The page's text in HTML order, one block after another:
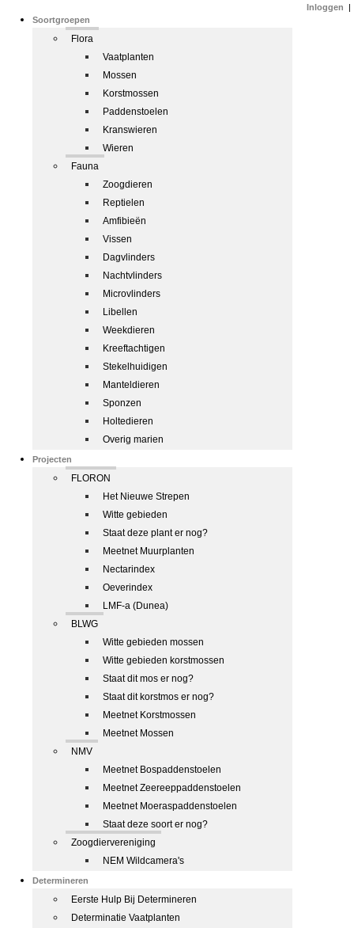
Soortgroepen
Flora
Vaatplanten
Mossen
Korstmossen
Paddenstoelen
Kranswieren
Wieren
Fauna
Zoogdieren
Reptielen
Amfibieën
Vissen
Dagvlinders
Nachtvlinders
Microvlinders
Libellen
Weekdieren
Kreeftachtigen
Stekelhuidigen
Manteldieren
Sponzen
Holtedieren
Overig marien
Projecten
FLORON
Het Nieuwe Strepen
Witte gebieden
Staat deze plant er nog?
Meetnet Muurplanten
Nectarindex
Oeverindex
LMF-a (Dunea)
BLWG
Witte gebieden mossen
Witte gebieden korstmossen
Staat dit mos er nog?
Staat dit korstmos er nog?
Meetnet Korstmossen
Meetnet Mossen
NMV
Meetnet Bospaddenstoelen
Meetnet Zeereeppaddenstoelen
Meetnet Moeraspaddenstoelen
Staat deze soort er nog?
Zoogdiervereniging
NEM Wildcamera's
Determineren
Eerste Hulp Bij Determineren
Determinatie Vaatplanten
Inloggen |